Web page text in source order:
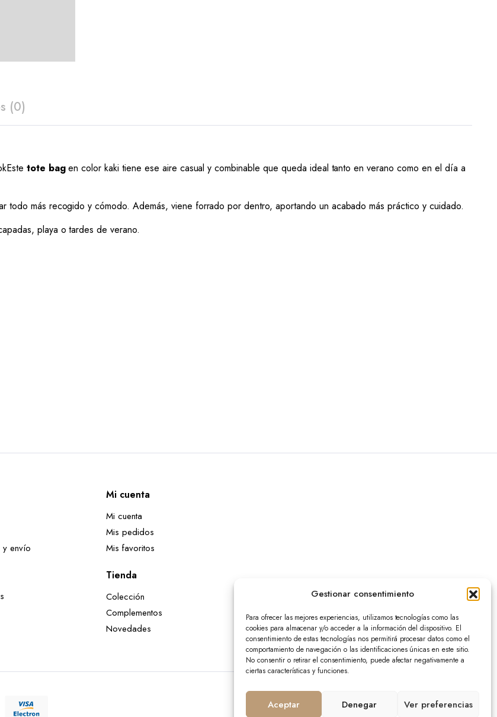
Gestionar consentimiento
Para ofrecer las mejores experiencias, utilizamos tecnologías como las
cookies para almacenar y/o acceder a la información del dispositivo. El
consentimiento de estas tecnologías nos permitirá procesar datos como el
comportamiento de navegación o las identificaciones únicas en este sitio.
No consentir o retirar el consentimiento, puede afectar negativamente a
ciertas características y funciones.
Aceptar Denegar Ver preferencias
(0)
tote bagen color kaki tiene ese aire casual y combinable que queda ideal tanto en verano como en el día a
más recogido y cómodo. Además, viene forrado por dentro, aportando un acabado más práctico y cuidado.
playa o tardes de verano.
envío
Mi cuenta
Mi cuenta
Mis pedidos
Mis favoritos
Tienda
Colección
Complementos
Novedades